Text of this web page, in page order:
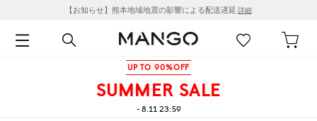
【お知らせ】熊本地域地震の影響による配送遅延 詳細
UP TO 90%OFF
SUMMER SALE
- 8.11 23:59